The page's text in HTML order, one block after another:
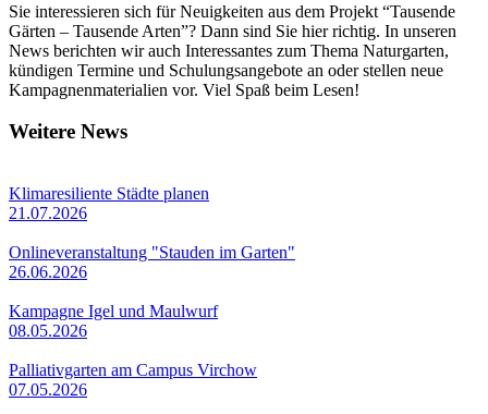
Sie interessieren sich für Neuigkeiten aus dem Projekt “Tausende
Gärten – Tausende Arten”? Dann sind Sie hier richtig. In unseren
News berichten wir auch Interessantes zum Thema Naturgarten,
kündigen Termine und Schulungsangebote an oder stellen neue
Kampagnenmaterialien vor. Viel Spaß beim Lesen!
Weitere News
Klimaresiliente Städte planen
21.07.2026
Onlineveranstaltung "Stauden im Garten"
26.06.2026
Kampagne Igel und Maulwurf
08.05.2026
Palliativgarten am Campus Virchow
07.05.2026